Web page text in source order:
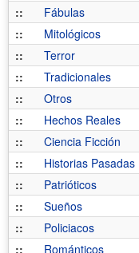
::
Fábulas
::
Mitológicos
::
Terror
::
Tradicionales
::
Otros
::
Hechos Reales
::
Ciencia Ficción
::
Historias Pasadas
::
Patrióticos
::
Sueños
::
Policiacos
::
Románticos